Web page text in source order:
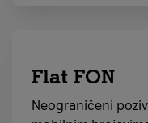
Flat FON
Neograničeni